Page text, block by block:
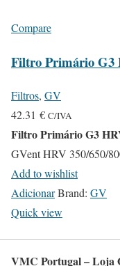
Compare
Filtro Primário G3
Filtros, GV
42.31 € C/IVA
Filtro Primário G3
GVent HRV 350/650/
Add to wishlist
AdicionarBrand: GV
Quick view
VMC Portugal – Loja